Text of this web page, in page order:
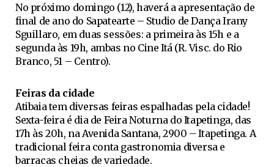
No próximo domingo (12), haverá a apresentação de
final de ano do Sapatearte – Studio de Dança Irany
Sguillaro, em duas sessões: a primeira às 15h e a
segunda às 19h, ambas no Cine Itá (R. Visc. do Rio
Branco, 51 – Centro).
Feiras da cidade
Atibaia tem diversas feiras espalhadas pela cidade!
Sexta-feira é dia de Feira Noturna do Itapetinga, das
17h às 20h, na Avenida Santana, 2900 – Itapetinga. A
tradicional feira conta gastronomia diversa e
barracas cheias de variedade.